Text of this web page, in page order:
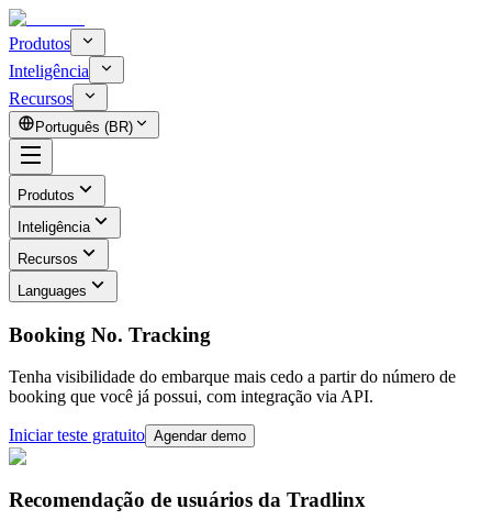
Produtos
Inteligência
Recursos
Português (BR)
Produtos
Inteligência
Recursos
Languages
Booking No. Tracking
Tenha visibilidade do embarque mais cedo a partir do número de
booking que você já possui, com integração via API.
Iniciar teste gratuito Agendar demo
Recomendação de usuários da Tradlinx